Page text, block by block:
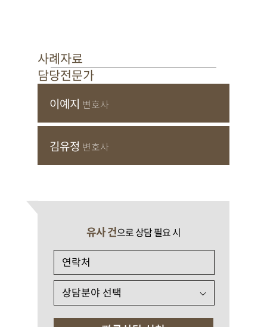
사례자료
담당전문가
이예지 변호사
김유정 변호사
유사 건으로 상담 필요 시